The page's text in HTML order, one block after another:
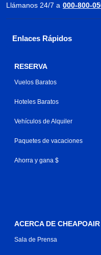
Llámanos 24/7 a 000-800-
Enlaces Rápidos
RESERVA
Vuelos Baratos
Hoteles Baratos
Vehículos de Alquiler
Paquetes de vacaciones
Ahorra y gana $
ACERCA DE CHEAPOAIR
Sala de Prensa